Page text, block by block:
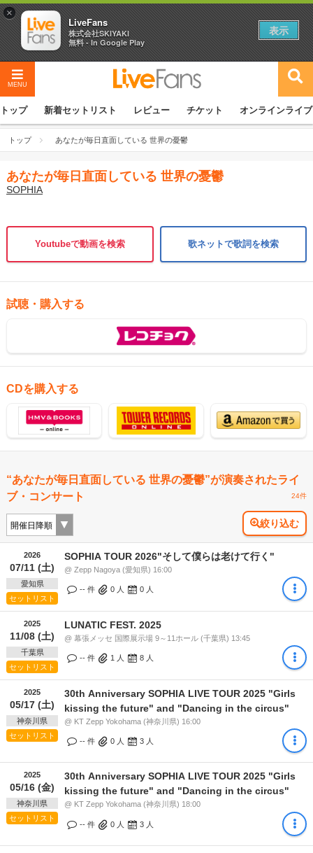
MENU
トップ 新着セットリスト レビュー チケット オンラインライブ
トップ あなたが毎日直面している 世界の憂鬱
あなたが毎日直面している 世界の憂鬱
SOPHIA
Youtubeで動画を検索 歌ネットで歌詞を検索
試聴・購入する
CDを購入する
“あなたが毎日直面している 世界の憂鬱”が演奏されたライ
ブ・コンサート
24件
絞り込む
2026
07/11 (土)
愛知県
セットリスト
SOPHIA TOUR 2026"そして僕らは老けて行く"
@ Zepp Nagoya (愛知県) 16:00
-- 件 0 人 0 人
2025
11/08 (土)
千葉県
セットリスト
LUNATIC FEST. 2025
@ 幕張メッセ 国際展示場 9～11ホール (千葉県) 13:45
-- 件 1 人 8 人
2025
05/17 (土)
神奈川県
セットリスト
30th Anniversary SOPHIA LIVE TOUR 2025 "Girls
kissing the future" and "Dancing in the circus"
@ KT Zepp Yokohama (神奈川県) 16:00
-- 件 0 人 3 人
2025
05/16 (金)
神奈川県
セットリスト
30th Anniversary SOPHIA LIVE TOUR 2025 "Girls
kissing the future" and "Dancing in the circus"
@ KT Zepp Yokohama (神奈川県) 18:00
-- 件 0 人 3 人
×
LiveFans
株式会社SKIYAKI
無料 - In Google Play
表示